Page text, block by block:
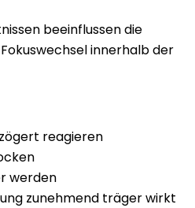
beeinflussen die
innerhalb der
reagieren
werden
zunehmend träger wirkt